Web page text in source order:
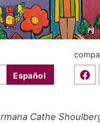
Español
Cathe